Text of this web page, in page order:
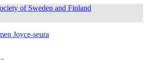
Joyce-seura